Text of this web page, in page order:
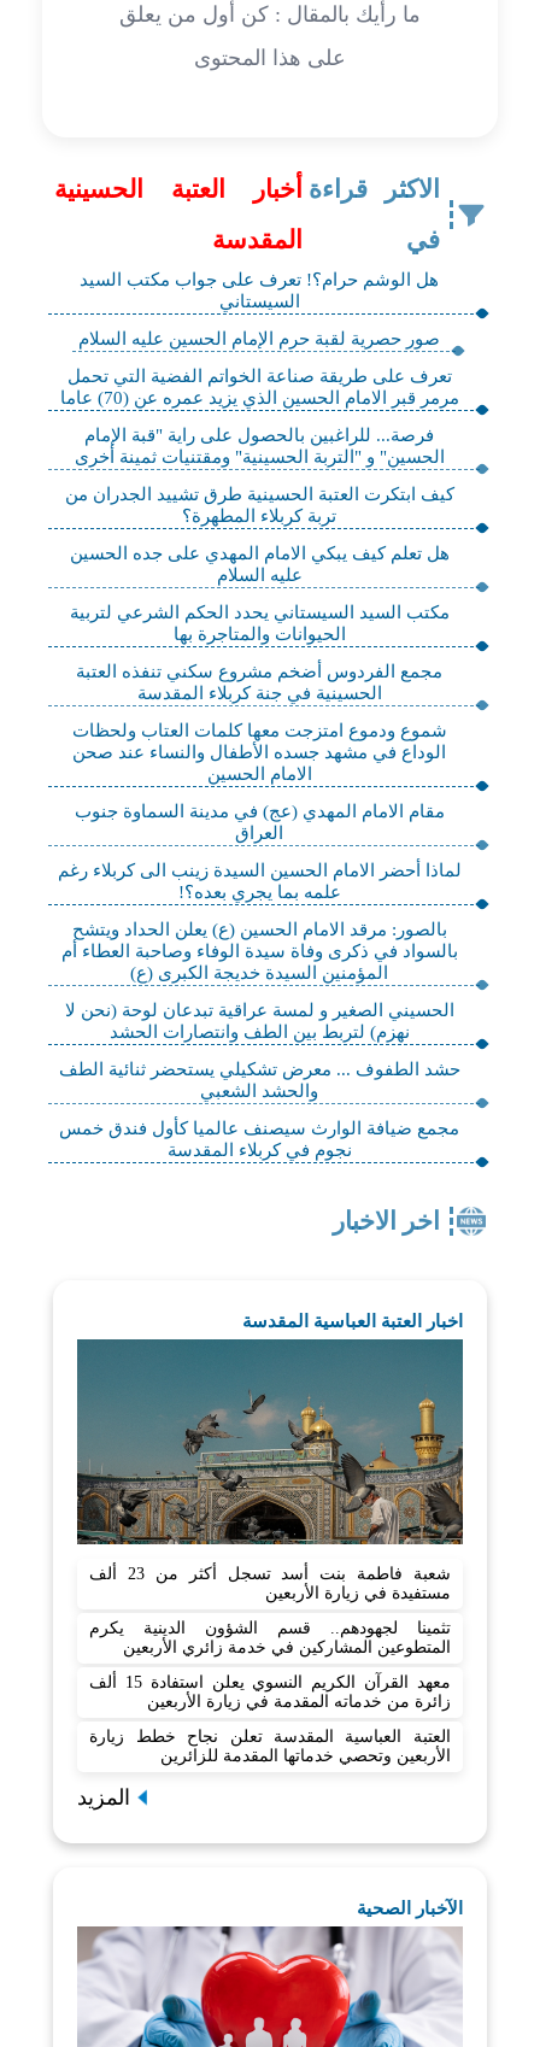
ما رأيك بالمقال : كن أول من يعلق
على هذا المحتوى
الاكثر قراءة
في
أخبار العتبة الحسينية
المقدسة
هل الوشم حرام؟! تعرف على جواب مكتب السيد
السيستاني
صور حصرية لقبة حرم الإمام الحسين عليه السلام
تعرف على طريقة صناعة الخواتم الفضية التي تحمل
مرمر قبر الامام الحسين الذي يزيد عمره عن (70) عاما
فرصة... للراغبين بالحصول على راية "قبة الإمام
الحسين" و "التربة الحسينية" ومقتنيات ثمينة أخرى
كيف ابتكرت العتبة الحسينية طرق تشييد الجدران من
تربة كربلاء المطهرة؟
هل تعلم كيف يبكي الامام المهدي على جده الحسين
عليه السلام
مكتب السيد السيستاني يحدد الحكم الشرعي لتربية
الحيوانات والمتاجرة بها
مجمع الفردوس أضخم مشروع سكني تنفذه العتبة
الحسينية في جنة كربلاء المقدسة
شموع ودموع امتزجت معها كلمات العتاب ولحظات
الوداع في مشهد جسده الأطفال والنساء عند صحن
الامام الحسين
مقام الامام المهدي (عج) في مدينة السماوة جنوب
العراق
لماذا أحضر الامام الحسين السيدة زينب الى كربلاء رغم
علمه بما يجري بعده؟!
بالصور: مرقد الامام الحسين (ع) يعلن الحداد ويتشح
بالسواد في ذكرى وفاة سيدة الوفاء وصاحبة العطاء أم
المؤمنين السيدة خديجة الكبرى (ع)
الحسيني الصغير و لمسة عراقية تبدعان لوحة (نحن لا
نهزم) لتربط بين الطف وانتصارات الحشد
حشد الطفوف ... معرض تشكيلي يستحضر ثنائية الطف
والحشد الشعبي
مجمع ضيافة الوارث سيصنف عالميا كأول فندق خمس
نجوم في كربلاء المقدسة
اخر الاخبار
اخبار العتبة العباسية المقدسة
شعبة فاطمة بنت أسد تسجل أكثر من 23 ألف
مستفيدة في زيارة الأربعين
تثمينا لجهودهم.. قسم الشؤون الدينية يكرم
المتطوعين المشاركين في خدمة زائري الأربعين
معهد القرآن الكريم النسوي يعلن استفادة 15 ألف
زائرة من خدماته المقدمة في زيارة الأربعين
العتبة العباسية المقدسة تعلن نجاح خطط زيارة
الأربعين وتحصي خدماتها المقدمة للزائرين
المزيد
الآخبار الصحية